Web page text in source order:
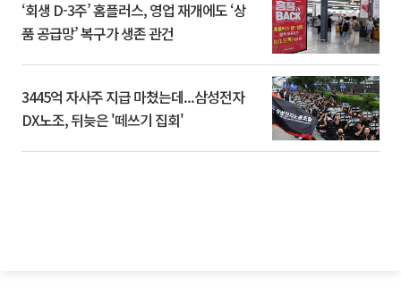
‘회생 D-3주’ 홈플러스, 영업 재개에도 ‘상
품 공급망’ 복구가 생존 관건
3445억 자사주 지급 마쳤는데...삼성전자
DX노조, 뒤늦은 '떼쓰기 집회'